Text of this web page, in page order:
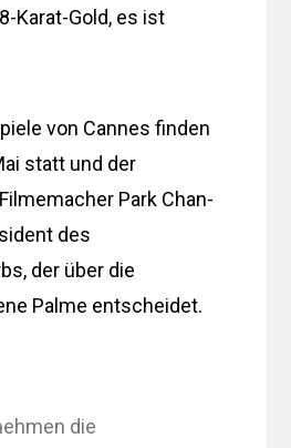
Karat-Gold, es ist
von Cannes finden
statt und der
Park Chan-
des
der über die
Palme entscheidet.
die